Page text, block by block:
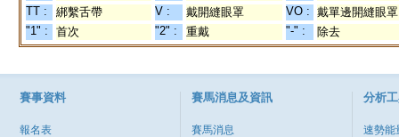
TT : 綁繫舌帶 V : 戴開縫眼罩 VO : 戴單邊開縫眼罩
"1" :
首次 "2" : 重戴 "-" : 除去
賽事資料
報名表
賽馬消息及資訊
賽馬消息
分析
速勢能